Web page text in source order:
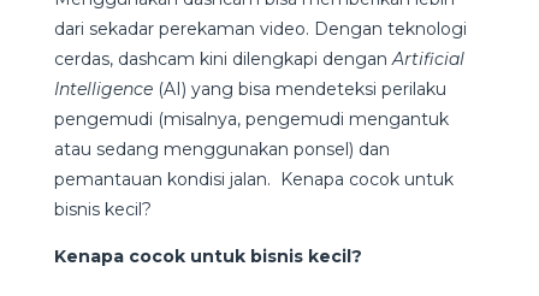
dari sekadar perekaman video. Dengan teknologi
cerdas, dashcam kini dilengkapi dengan Artificial
Intelligence(AI) yang bisa mendeteksi perilaku
pengemudi (misalnya, pengemudi mengantuk
atau sedang menggunakan ponsel) dan
pemantauan kondisi jalan. Kenapa cocok untuk
bisnis kecil?
Kenapa cocok untuk bisnis kecil?